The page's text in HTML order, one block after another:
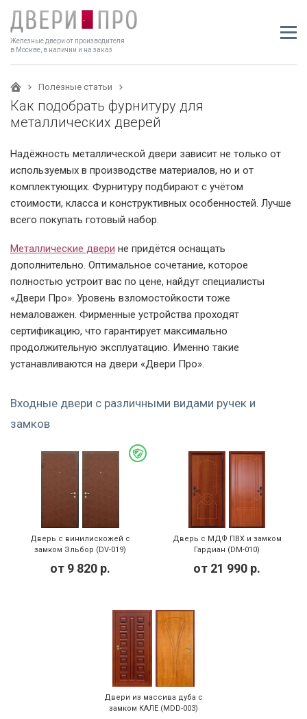
Железные двери от производителя
в Москве, в наличии и на заказ
Полезные статьи
Как подобрать фурнитуру для
металлических дверей
Надёжность металлической двери зависит не только от
используемых в производстве материалов, но и от
комплектующих. Фурнитуру подбирают с учётом
стоимости, класса и конструктивных особенностей. Лучше
всего покупать готовый набор.
Металлические двери не придётся оснащать
дополнительно. Оптимальное сочетание, которое
полностью устроит вас по цене, найдут специалисты
«Двери Про». Уровень взломостойкости тоже
немаловажен. Фирменные устройства проходят
сертификацию, что гарантирует максимально
продолжительную эксплуатацию. Именно такие
устанавливаются на двери «Двери Про».
Входные двери с различными видами ручек и
замков
Дверь с винилискожей с
замком Эльбор (DV-019)
от 9 820 р.
Дверь с МДФ ПВХ и замком
Гардиан (DM-010)
от 21 990 р.
Двери из массива дуба с
замком КАЛЕ (MDD-003)